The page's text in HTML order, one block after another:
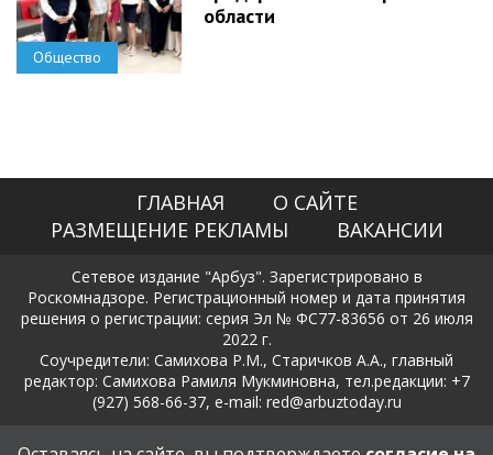
Общество
области
ГЛАВНАЯ
О САЙТЕ
РАЗМЕЩЕНИЕ РЕКЛАМЫ
ВАКАНСИИ
Сетевое издание "Арбуз". Зарегистрировано в
Роскомнадзоре. Регистрационный номер и дата принятия
решения о регистрации: серия Эл № ФС77-83656 от 26 июля
2022 г.
Соучредители: Самихова Р.М., Старичков А.А., главный
редактор: Самихова Рамиля Мукминовна, тел.редакции: +7
(927) 568-66-37, e-mail: red@arbuztoday.ru
Политика в отношении обработки и защиты персональных